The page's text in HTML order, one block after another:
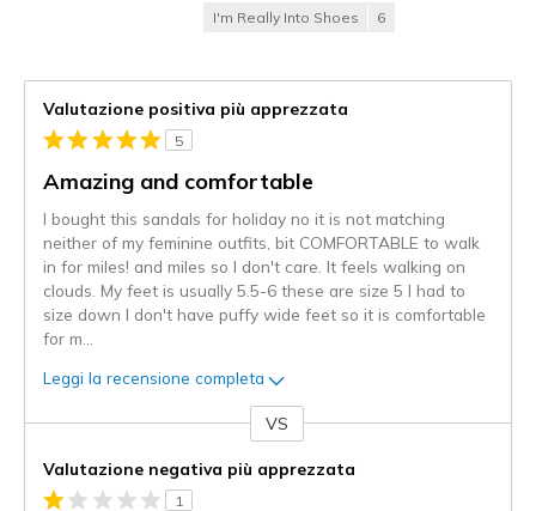
I'm Really Into Shoes 6
Valutazione positiva più apprezzata
5
Amazing and comfortable
I bought this sandals for holiday no it is not matching
neither of my feminine outfits, bit COMFORTABLE to walk
in for miles! and miles so I don't care. It feels walking on
clouds. My feet is usually 5.5-6 these are size 5 I had to
size down I don't have puffy wide feet so it is comfortable
for m
Leggi la recensione completa
VS
Valutazione negativa più apprezzata
1